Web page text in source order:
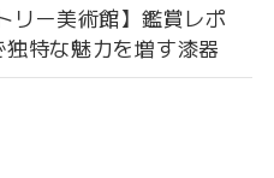
リー美術館】鑑賞レポ
特な魅力を増す漆器